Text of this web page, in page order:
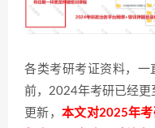
各类考研考证资料，一
前，2024年考研已经
更新， 本文对2025年考